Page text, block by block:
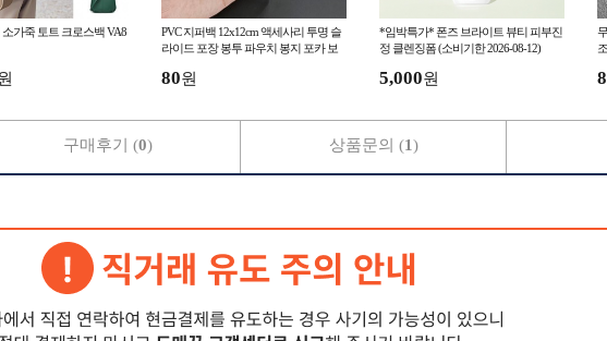
가죽 토트 크로스백 VA8
PVC 지퍼백 12x12cm 액세사리 투명 슬
라이드 포장 봉투 파우치 봉지 포카 보
80원
*임박특가* 폰즈 브라이트 뷰티 피부진
정 클렌징폼 (소비기한 2026-08-12)
5,000원
구매후기 (0) 상품문의 (1)